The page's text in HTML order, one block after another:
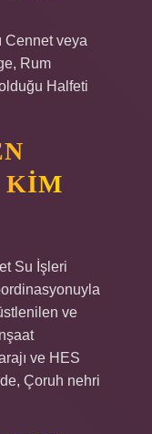
Cennet veya
Rum
Halfeti
KIM
Su İşleri
ve
ve HES
Çoruh nehri